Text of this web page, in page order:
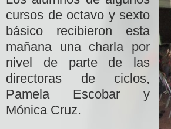
cursos de octavo y sexto
básico recibieron esta
mañana una charla por
nivel de parte de las
directoras de ciclos,
Pamela Escobar y
Mónica Cruz.